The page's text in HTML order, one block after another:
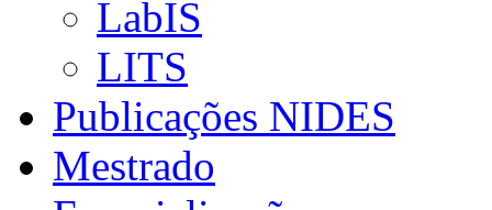
LabIS
LITS
Publicações NIDES
Mestrado